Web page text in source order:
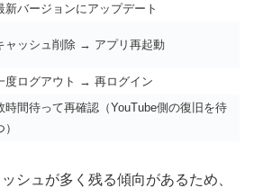
新バージョンにアップデート
ャッシュ削除 → アプリ再起動
度ログアウト → 再ログイン
時間待って再確認（YouTube側の復旧を待
）
シュが多く残る傾向があるため、